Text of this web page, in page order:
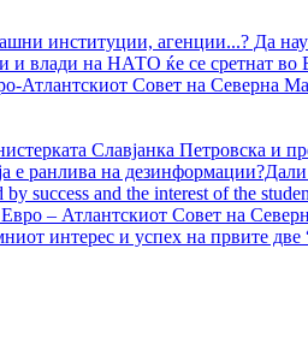
институции, агенции...? Да
и влади на НАТО ќе се сретнат
Атлантскиот Совет на Северна
Славјанка Петровска и
е ранлива на
success and the interest of the
– Атлантскиот Совет на
интерес и успех на првите